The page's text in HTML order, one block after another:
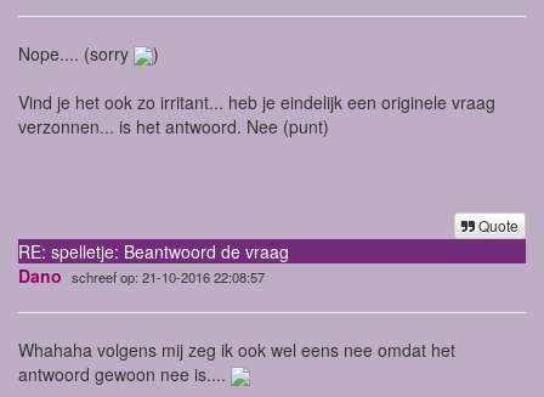
Nope.... (sorry )
Vind je het ook zo irritant... heb je eindelijk een originele vraag
verzonnen... is het antwoord. Nee (punt)
Quote
RE: spelletje: Beantwoord de vraag
Dano schreef op: 21-10-2016 22:08:57
Whahaha volgens mij zeg ik ook wel eens nee omdat het
antwoord gewoon nee is....